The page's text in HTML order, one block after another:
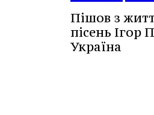
Пішов з
пісень Ігор
Україна